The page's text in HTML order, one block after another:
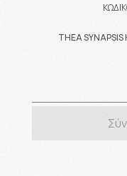
THEA SYNAPSIS